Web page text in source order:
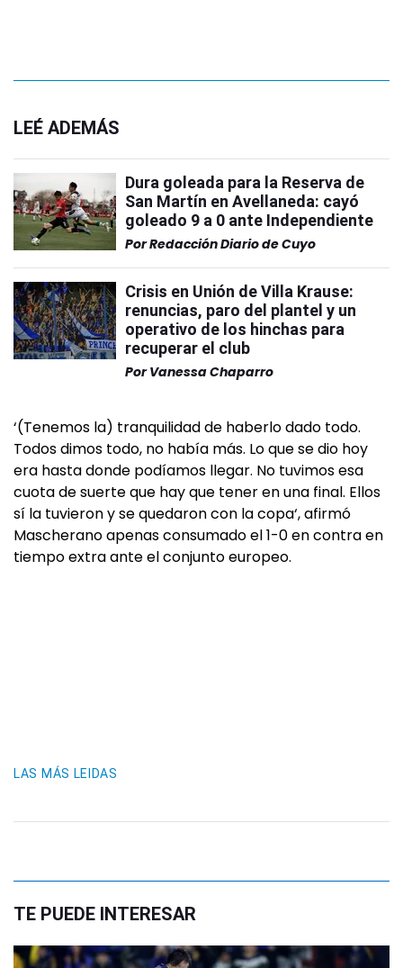
LEÉ ADEMÁS
Dura goleada para la Reserva de
San Martín en Avellaneda: cayó
goleado 9 a 0 ante Independiente
PorRedacción Diario de Cuyo
Crisis en Unión de Villa Krause:
renuncias, paro del plantel y un
operativo de los hinchas para
recuperar el club
Por Vanessa Chaparro
‘(Tenemos la) tranquilidad de haberlo dado todo.
Todos dimos todo, no había más. Lo que se dio hoy
era hasta donde podíamos llegar. No tuvimos esa
cuota de suerte que hay que tener en una final. Ellos
sí la tuvieron y se quedaron con la copa‘, afirmó
Mascherano apenas consumado el 1-0 en contra en
tiempo extra ante el conjunto europeo.
LAS MÁS LEIDAS
TE PUEDE INTERESAR